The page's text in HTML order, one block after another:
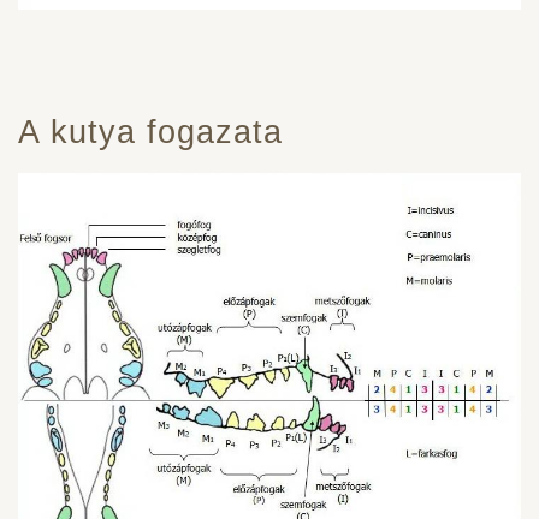
A kutya fogazata